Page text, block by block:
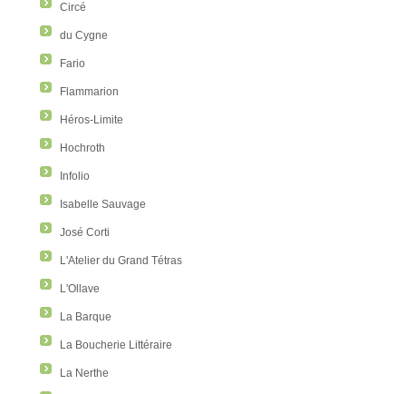
Circé
du Cygne
Fario
Flammarion
Héros-Limite
Hochroth
Infolio
Isabelle Sauvage
José Corti
L'Atelier du Grand Tétras
L'Ollave
La Barque
La Boucherie Littéraire
La Nerthe